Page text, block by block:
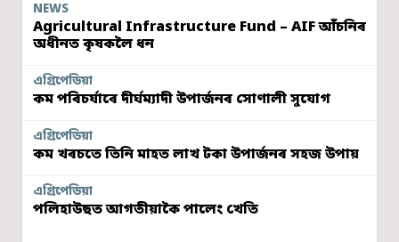
NEWS
Agricultural Infrastructure Fund – AIF আঁচনিৰ
অধীনত কৃষকলৈ ধন
এগ্ৰিপেডিয়া
কম পৰিচৰ্যাৰে দীৰ্ঘম্যাদী উপাৰ্জনৰ সোণালী সুযোগ
এগ্ৰিপেডিয়া
কম খৰচতে তিনি মাহত লাখ টকা উপাৰ্জনৰ সহজ উপায়
এগ্ৰিপেডিয়া
পলিহাউছত আগতীয়াকৈ পালেং খেতি